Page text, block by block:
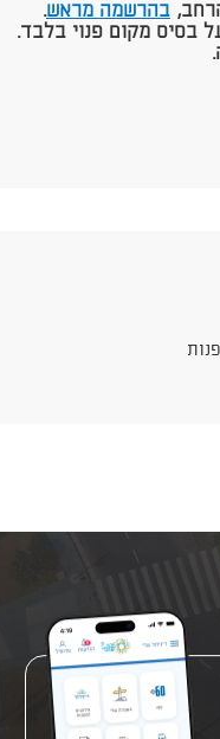
בהרשמה מראש.
בסיס מקום פנוי בלבד.